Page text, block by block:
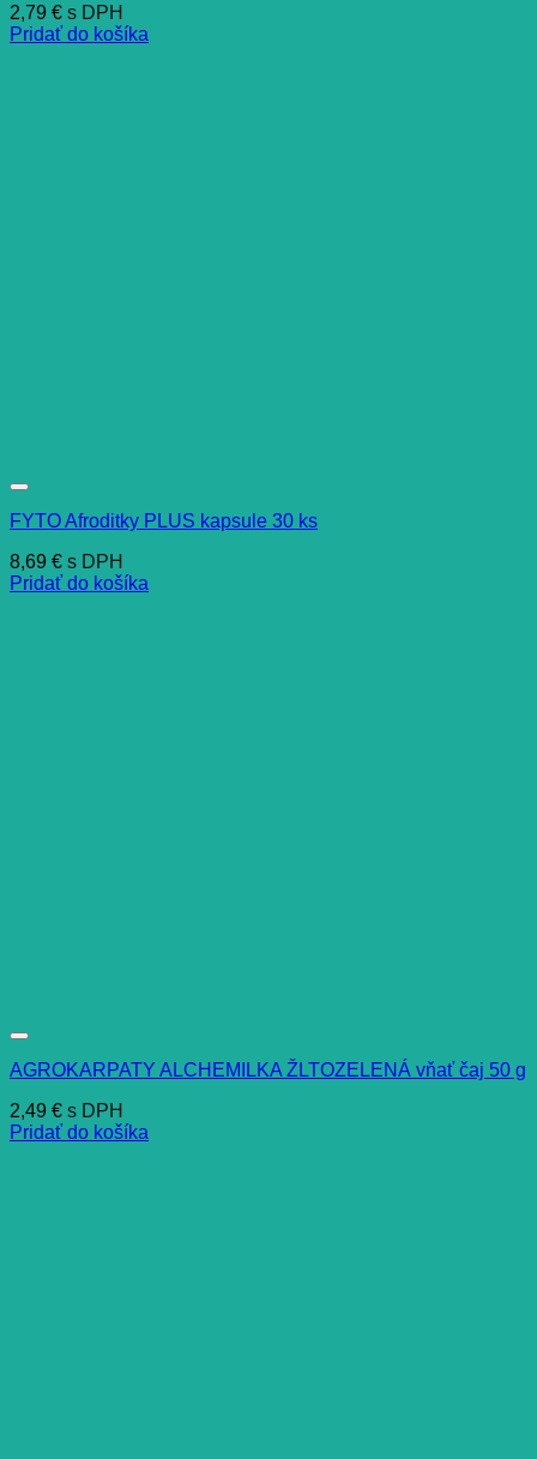
2,79 € s DPH
Pridať do košíka
FYTO Afroditky PLUS kapsule 30 ks
8,69 € s DPH
Pridať do košíka
AGROKARPATY ALCHEMILKA ŽLTOZELENÁ vňať čaj 50 g
2,49 € s DPH
Pridať do košíka